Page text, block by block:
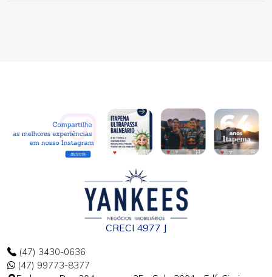
CRECI 4977 J
(47) 3430-0636
(47) 99773-8377